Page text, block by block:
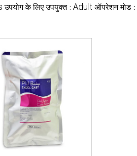
उपयोग के लिए उपयुक्त : Adult ऑपरेशन मोड :